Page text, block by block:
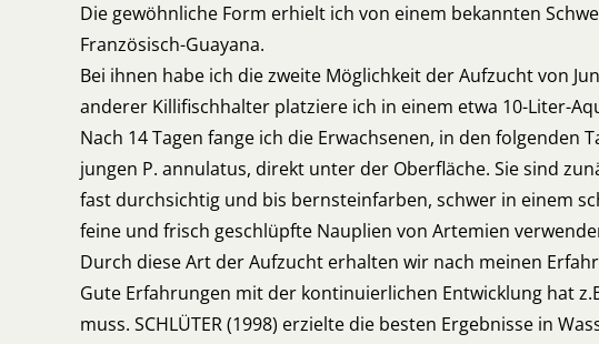
Die gewöhnliche Form erhielt ich von einem bekannten
Französisch-Guayana.
Bei ihnen habe ich die zweite Möglichkeit der Aufzucht von
anderer Killifischhalter platziere ich in einem etwa 10-Liter-
Nach 14 Tagen fange ich die Erwachsenen, in den
jungen P. annulatus, direkt unter der Oberfläche. Sie sind
fast durchsichtig und bis bernsteinfarben, schwer in einem
feine und frisch geschlüpfte Nauplien von Artemien
Durch diese Art der Aufzucht erhalten wir nach meinen
Gute Erfahrungen mit der kontinuierlichen Entwicklung hat
muss. SCHLÜTER (1998) erzielte die besten Ergebnisse in